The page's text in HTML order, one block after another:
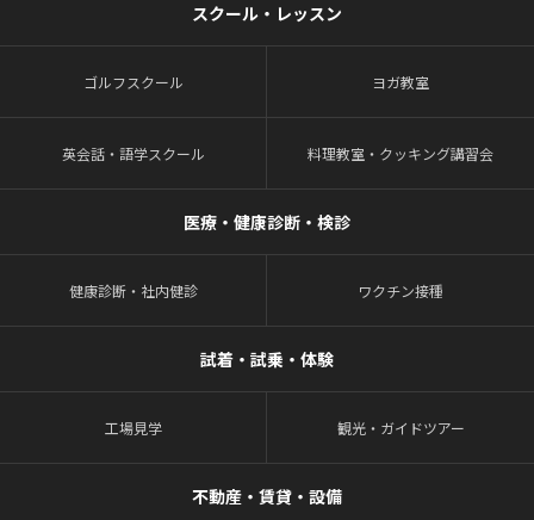
スクール・レッスン
ゴルフスクール ヨガ教室
英会話・語学スクール 料理教室・クッキング講習会
医療・健康診断・検診
健康診断・社内健診 ワクチン接種
試着・試乗・体験
工場見学 観光・ガイドツアー
不動産・賃貸・設備